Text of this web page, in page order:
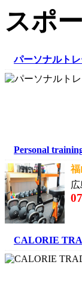
スポ
パーソナルト
Personal
福
CALORIE